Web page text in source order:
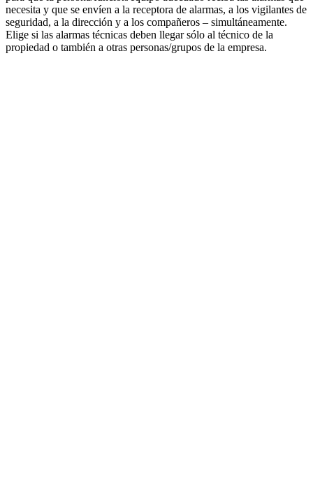
necesita y que se envíen a la receptora de alarmas, a los vigilantes de
seguridad, a la dirección y a los compañeros – simultáneamente.
Elige si las alarmas técnicas deben llegar sólo al técnico de la
propiedad o también a otras personas/grupos de la empresa.